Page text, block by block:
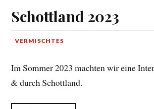
Schottland 2023
VERMISCHTES
Im Sommer 2023 machten wir eine
& durch Schottland.